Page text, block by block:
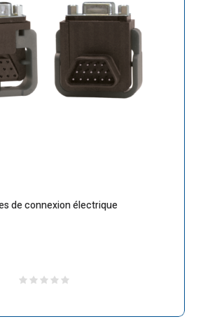
de connexion électrique